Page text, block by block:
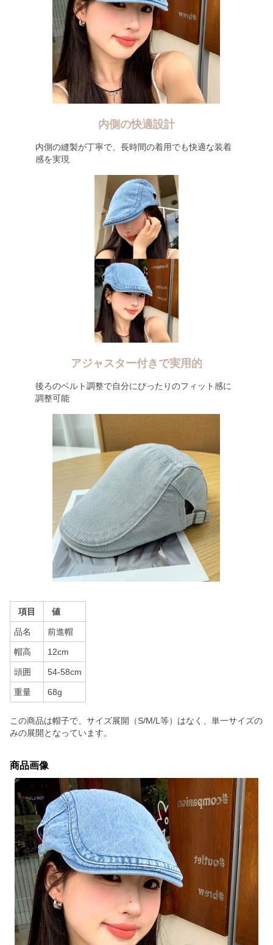
内側の快適設計
内側の縫製が丁寧で、長時間の着用でも快適な装着
感を実現
アジャスター付きで実用的
後ろのベルト調整で自分にぴったりのフィット感に
調整可能
項目 値
品名 前進帽
帽高 12cm
頭囲 54-58cm
重量 68g
この商品は帽子で、サイズ展開（S/M/L等）はなく、単一サイズの
みの展開となっています。
商品画像